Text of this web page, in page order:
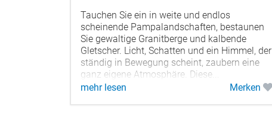
Tauchen Sie ein in weite und endlos
scheinende Pampalandschaften, bestaunen
Sie gewaltige Granitberge und kalbende
Gletscher. Licht, Schatten und ein Himmel, der
ständig in Bewegung scheint, zaubern eine
ganz eigene Atmosphäre. Diese...
mehr lesen
Merken